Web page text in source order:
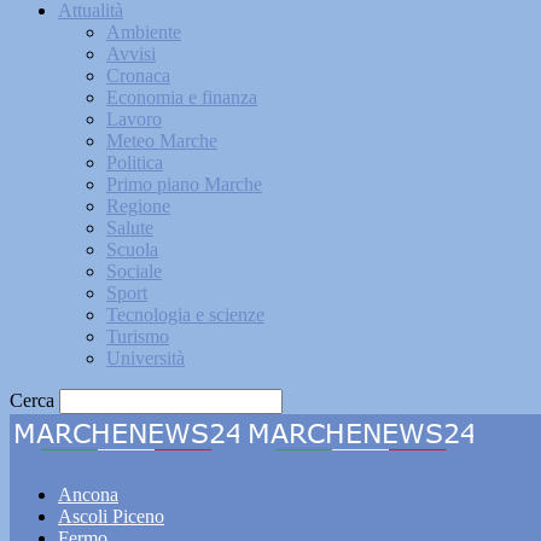
Attualità
Ambiente
Avvisi
Cronaca
Economia e finanza
Lavoro
Meteo Marche
Politica
Primo piano Marche
Regione
Salute
Scuola
Sociale
Sport
Tecnologia e scienze
Turismo
Università
Cerca
Ancona
Ascoli Piceno